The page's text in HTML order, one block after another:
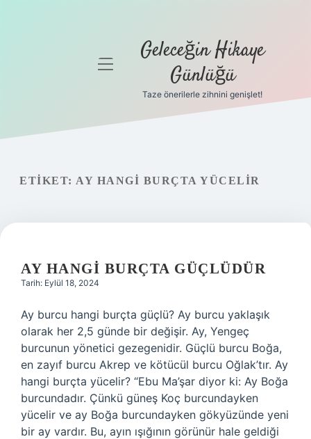
Gizlilik
Yasal Uyarı
Hakkımızda
menüyü Geleceğin Hikaye
Günlüğü
Taze önerilerle zihnini genişlet!
ETIKET: AY HANGI BURÇTA YÜCELIR
AY HANGI BURÇTA GÜÇLÜDÜR
Tarih: Eylül 18, 2024
Ay burcu hangi burçta güçlü? Ay burcu yaklaşık
olarak her 2,5 günde bir değişir. Ay, Yengeç
burcunun yönetici gezegenidir. Güçlü burcu Boğa,
en zayıf burcu Akrep ve kötücül burcu Oğlak’tır. Ay
hangi burçta yücelir? “Ebu Ma’şar diyor ki: Ay Boğa
burcundadır. Çünkü güneş Koç burcundayken
yücelir ve ay Boğa burcundayken gökyüzünde yeni
bir ay vardır. Bu, ayın ışığının görünür hale geldiği